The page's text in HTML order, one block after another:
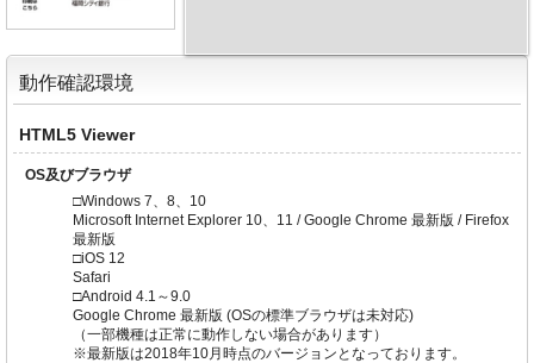
動作確認環境
HTML5 Viewer
OS及びブラウザ
□Windows 7、8、10
Microsoft Internet Explorer 10、11 / Google Chrome 最新版 / Firefox
最新版
□iOS 12
Safari
□Android 4.1～9.0
Google Chrome 最新版 (OSの標準ブラウザは未対応)
（一部機種は正常に動作しない場合があります）
※最新版は2018年10月時点のバージョンとなっております。